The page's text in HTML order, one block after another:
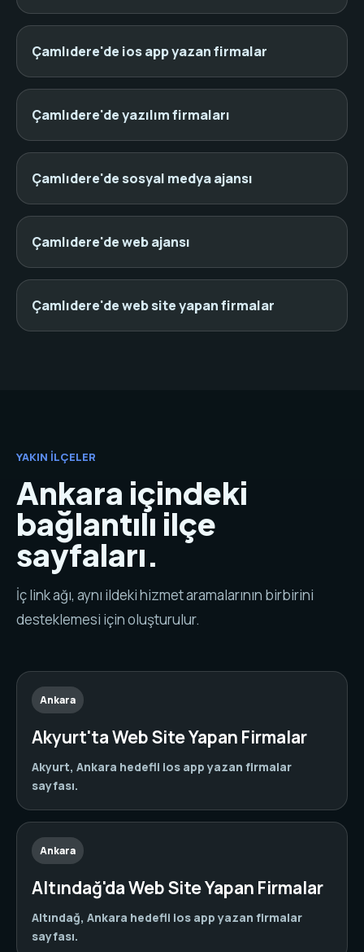
Çamlıdere'de ios app yazan firmalar
Çamlıdere'de yazılım firmaları
Çamlıdere'de sosyal medya ajansı
Çamlıdere'de web ajansı
Çamlıdere'de web site yapan firmalar
YAKIN İLÇELER
Ankara içindeki
bağlantılı ilçe
sayfaları.
İç link ağı, aynı ildeki hizmet aramalarının birbirini
desteklemesi için oluşturulur.
Ankara
Akyurt'ta Web Site Yapan Firmalar
Akyurt, Ankara hedefli ios app yazan firmalar
sayfası.
Ankara
Altındağ'da Web Site Yapan Firmalar
Altındağ, Ankara hedefli ios app yazan firmalar
sayfası.